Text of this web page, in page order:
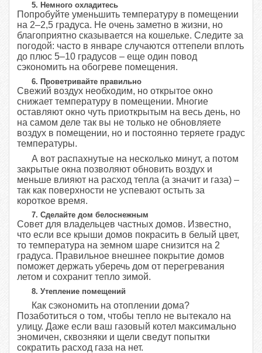
5. Немного охладитесь
Попробуйте уменьшить температуру в помещении
на 2–2,5 градуса. Не очень заметно в жизни, но
благоприятно сказывается на кошельке. Следите за
погодой: часто в январе случаются оттепели вплоть
до плюс 5–10 градусов – еще один повод
сэкономить на обогреве помещения.
6. Проветривайте правильно
Свежий воздух необходим, но открытое окно
снижает температуру в помещении. Многие
оставляют окно чуть приоткрытым на весь день, но
на самом деле так вы не только не обновляете
воздух в помещении, но и постоянно теряете градус
температуры.
А вот распахнутые на несколько минут, а потом
закрытые окна позволяют обновить воздух и
меньше влияют на расход тепла (а значит и газа) –
так как поверхности не успевают остыть за
короткое время.
7. Сделайте дом белоснежным
Совет для владельцев частных домов. Известно,
что если все крыши домов покрасить в белый цвет,
то температура на земном шаре снизится на 2
градуса. Правильное внешнее покрытие домов
поможет держать уберечь дом от перегревания
летом и сохранит тепло зимой.
8. Утепление помещений
Как сэкономить на отоплении дома?
Позаботиться о том, чтобы тепло не вытекало на
улицу. Даже если ваш газовый котел максимально
эномичен, сквозняки и щели сведут попытки
сократить расход газа на нет.